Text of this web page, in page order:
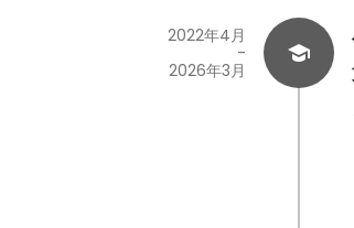
2022年4月
-
2026年3月